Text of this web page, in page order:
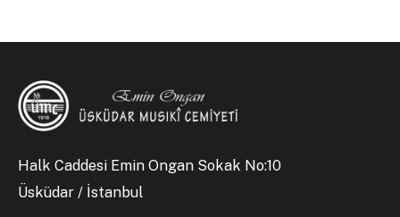
Halk Caddesi Emin Ongan Sokak No:10
Üsküdar / İstanbul